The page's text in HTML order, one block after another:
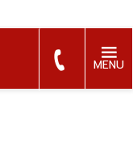
MENU